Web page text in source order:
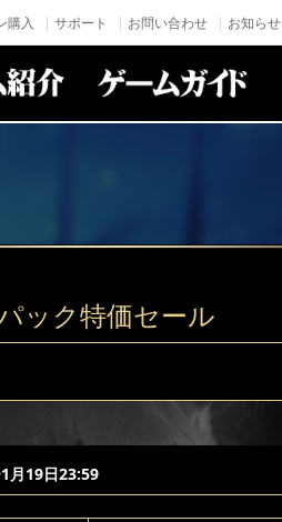
購入 サポート お問い合わせ お知らせ
ック特価セール
月19日23:59